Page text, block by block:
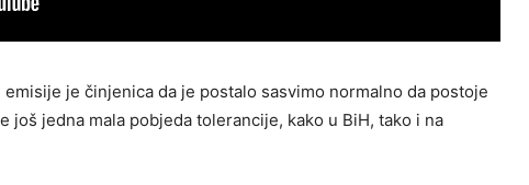
je činjenica da je postalo sasvimo normalno da postoje
još jedna mala pobjeda tolerancije, kako u BiH, tako i na